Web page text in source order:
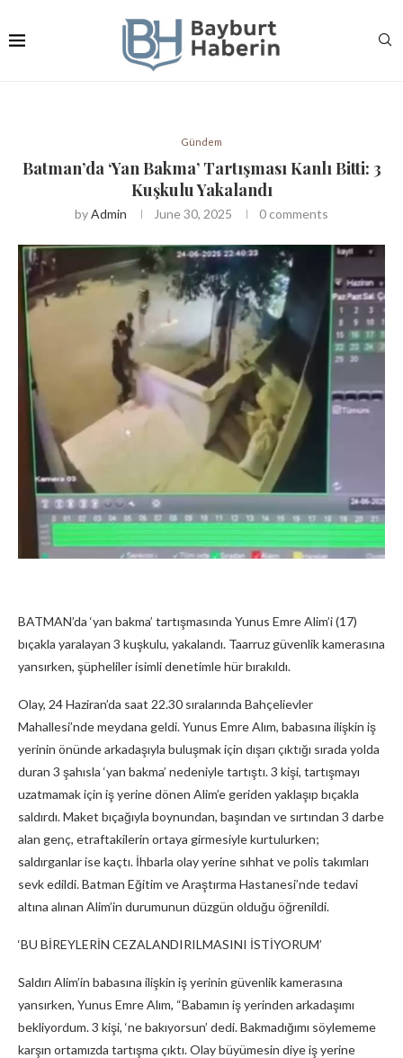
Gündem
Batman’da ‘Yan Bakma’ Tartışması Kanlı Bitti: 3
Kuşkulu Yakalandı
byAdmin June 30, 2025 0 comments
BATMAN’da ‘yan bakma’ tartışmasında Yunus Emre Alim’i (17)
bıçakla yaralayan 3 kuşkulu, yakalandı. Taarruz güvenlik kamerasına
yansırken, şüpheliler isimli denetimle hür bırakıldı.
Olay, 24 Haziran’da saat 22.30 sıralarında Bahçelievler
Mahallesi’nde meydana geldi. Yunus Emre Alım, babasına ilişkin iş
yerinin önünde arkadaşıyla buluşmak için dışarı çıktığı sırada yolda
duran 3 şahısla ‘yan bakma’ nedeniyle tartıştı. 3 kişi, tartışmayı
uzatmamak için iş yerine dönen Alim’e geriden yaklaşıp bıçakla
saldırdı. Maket bıçağıyla boynundan, başından ve sırtından 3 darbe
alan genç, etraftakilerin ortaya girmesiyle kurtulurken;
saldırganlar ise kaçtı. İhbarla olay yerine sıhhat ve polis takımları
sevk edildi. Batman Eğitim ve Araştırma Hastanesi’nde tedavi
altına alınan Alim’in durumunun düzgün olduğu öğrenildi.
‘BU BİREYLERİN CEZALANDIRILMASINI İSTİYORUM’
Saldırı Alim’in babasına ilişkin iş yerinin güvenlik kamerasına
yansırken, Yunus Emre Alım, “Babamın iş yerinden arkadaşımı
bekliyordum. 3 kişi, ‘ne bakıyorsun’ dedi. Bakmadığımı söylememe
karşın ortamızda tartışma çıktı. Olay büyümesin diye iş yerine